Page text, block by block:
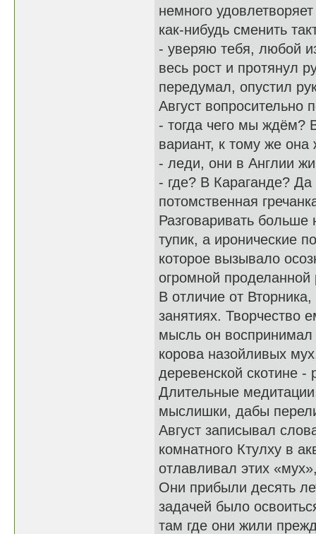
немного
как-нибудь сменить
- уверяю тебя, любой
весь рост и протянул
передумал, опустил
Август вопросительно
- тогда чего мы ждём?
вариант, к тому же
- леди, они в Англии
- где? В Караганде? Да
потомственная
Разговаривать
тупик, а иронические
которое вызывало
огромной проделанной
В отличие от
занятиях. Творчество
мысль он воспринимал
корова назойливых
деревенской скотине
Длительные
мыслишки, дабы
Август записывал
комнатного Ктулху в
отлавливал этих
Они прибыли десять
задачей было
там где они жили